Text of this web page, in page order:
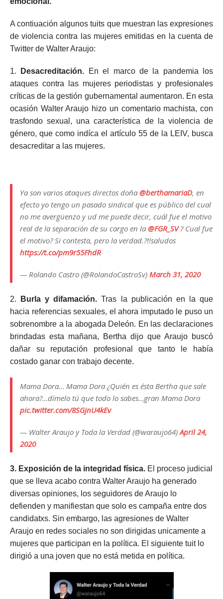
A contiuación algunos tuits que muestran las expresiones
de violencia contra las mujeres emitidas en la cuenta de
Twitter de Walter Araujo:
1. Desacreditación. En el marco de la pandemia los
ataques contra las mujeres periodistas y profesionales
críticas de la gestión gubernamental aumentaron. En esta
ocasión Walter Araujo hizo un comentario machista, con
trasfondo sexual, una característica de la violencia de
género, que como indíca el artículo 55 de la LEIV, busca
desacreditar a las mujeres.
Ya son varios ataques directos doña @berthamariaD, en
efecto yo tengo un pasado sindical que es público del cual
no me avergüenzo y ud me puede decir, cuál fue el motivo
real de la separación de su cargo en la @FGR_SV? Cual fue
el motivo? Si contesta, pero la verdad.?!!saludos
https://t.co/pm9r55FhdR
— Rolando Castro (@RolandoCastroSv) March 31, 2020
2. Burla y difamación.Tras la publicación en la que
hacia referencias sexuales, el ahora imputado le puso un
sobrenombre a la abogada Deleón. En las declaraciones
brindadas esta mañana, Bertha dijo que Araujo buscó
dañar su reputación profesional que tanto le había
costado ganar con trabajo decente.
Mama Dora… Mama Dora ¿Quién es ésta Bertha que sale
ahora?…dímelo tú que todo lo sabes…gran Mama Dora
pic.twitter.com/8SGjnU4kEv
— Walter Araujo y Toda la Verdad (@waraujo64)April 24,
2020
3. Exposición de la integridad física. El proceso judicial
que se lleva acabo contra Walter Araujo ha generado
diversas opiniones, los seguidores de Araujo lo
defienden y manifiestan que solo es campaña entre dos
candidatxs. Sin embargo, las agresiones de Walter
Araujo en redes sociales no son dirigidas unicamente a
mujeres que participan en la política. El siguiente tuit lo
dirigió a una joven que no está metida en política.